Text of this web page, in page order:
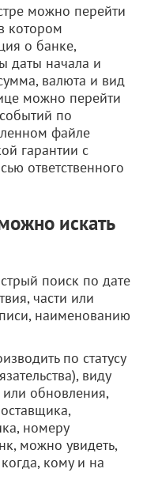
можно перейти
котором
о банке,
даты начала и
валюта и вид
можно перейти
по
файле
гарантии с
ответственного
искать
поиск по дате
части или
наименованию
по статусу
виду
обновления,
номеру
можно увидеть,
кому и на